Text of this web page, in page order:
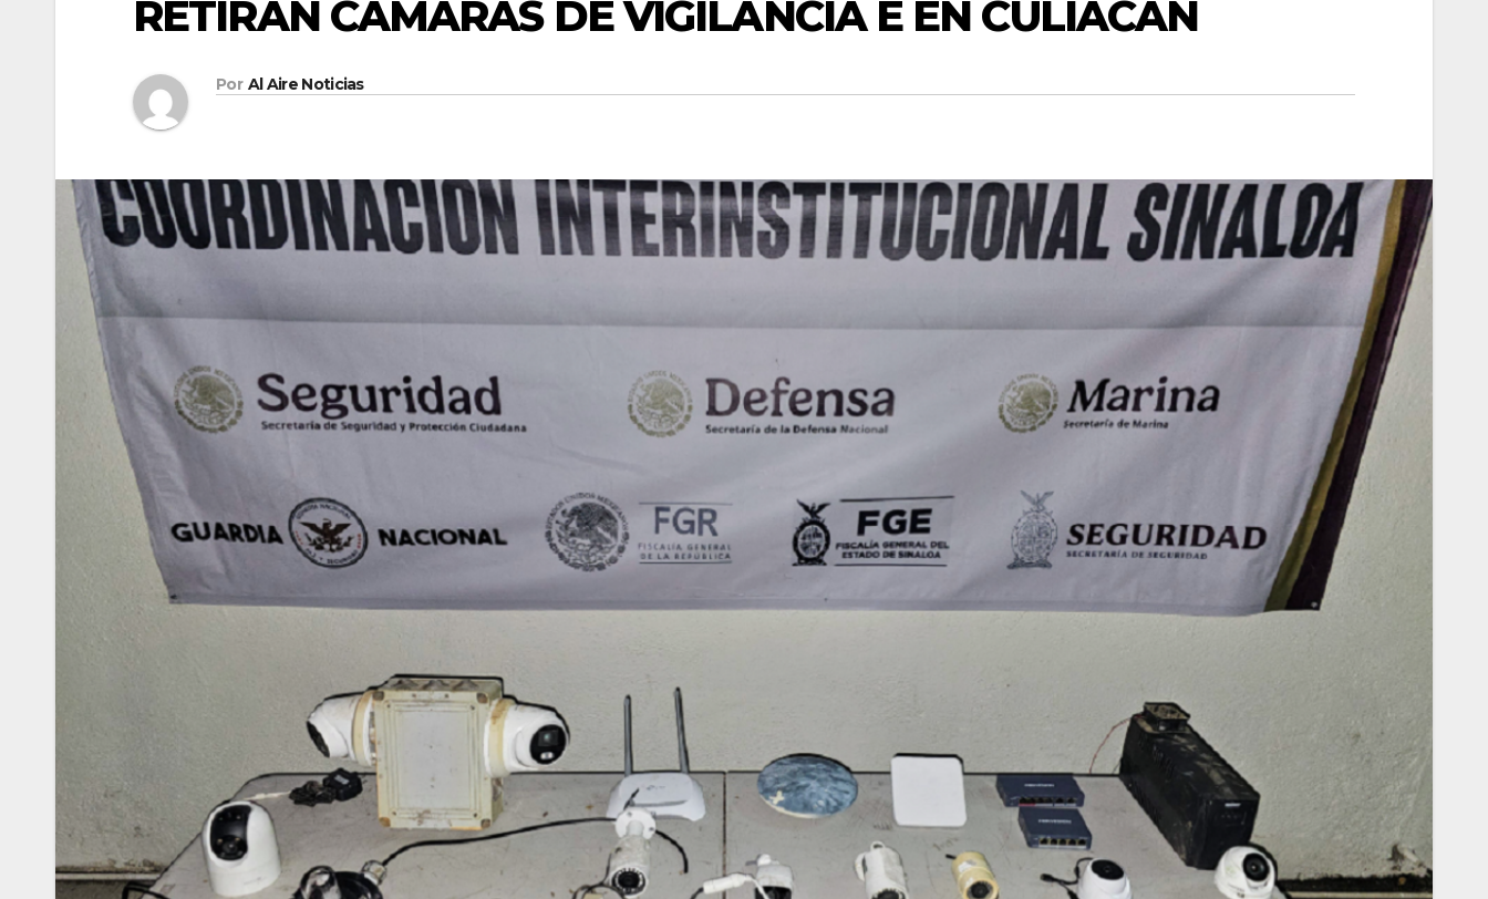
RETIRAN CÁMARAS DE VIGILANCIA E EN CULIACÁN
Por Al Aire Noticias